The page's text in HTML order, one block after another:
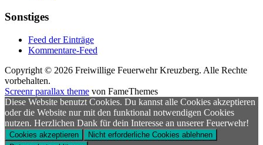
Sonstiges
Feed der Einträge
Kommentare-Feed
Copyright © 2026 Freiwillige Feuerwehr Kreuzberg. Alle Rechte
vorbehalten.
Screenr parallax theme von FameThemes
Diese Website benutzt Cookies. Du kannst alle Cookies akzeptieren
oder die Website nur mit den funktional notwendigen Cookies
nutzen. Herzlichen Dank für dein Interesse an unserer Feuerwehr!
Cookies akzeptieren
Nicht erforderliche Cookies ablehnen